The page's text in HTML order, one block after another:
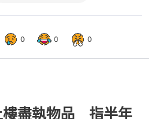
0 0 0
樓盡執物品 指半年